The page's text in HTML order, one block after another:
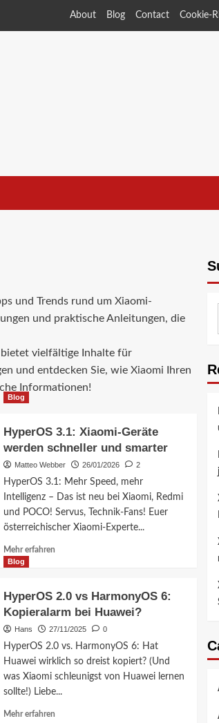
About Blog Contact Cookie-
und Trends rund um Xiaomi-
und praktische Anleitungen, die
bietet vielfältige Inhalte für
und entdecken Sie, wie Xiaomi Ihren
Informationen!
Blog
HyperOS 3.1: Xiaomi-Geräte
werden schneller und smarter
Matteo Webber 26/01/2026 2
HyperOS 3.1: Mehr Speed, mehr
Intelligenz – Das ist neu bei Xiaomi, Redmi
und POCO! Servus, Technik-Fans! Euer
österreichischer Xiaomi-Experte...
Mehr erfahren
3.1:
Xiaomi-
Geräte
und
smarter
Blog
HyperOS 2.0 vs HarmonyOS 6:
Kopieralarm bei Huawei?
Hans 27/11/2025 0
HyperOS 2.0 vs. HarmonyOS 6: Hat
Huawei wirklich so dreist kopiert? (Und
was Xiaomi schleunigst von Huawei lernen
sollte!) Liebe...
Mehr erfahren